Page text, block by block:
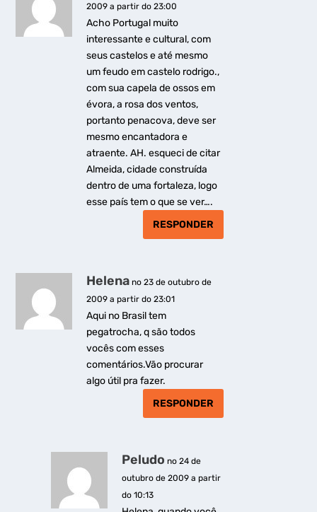
2009 a partir do 23:00
Acho Portugal muito
interessante e cultural, com
seus castelos e até mesmo
um feudo em castelo rodrigo.,
com sua capela de ossos em
évora, a rosa dos ventos,
portanto penacova, deve ser
mesmo encantadora e
atraente. AH. esqueci de citar
Almeida, cidade construída
dentro de uma fortaleza, logo
esse país tem o que se ver….
RESPONDER
Helena no 23 de outubro de
2009 a partir do 23:01
Aqui no Brasil tem
pegatrocha, q são todos
vocês com esses
comentários.Vão procurar
algo útil pra fazer.
RESPONDER
Peludo no 24 de
outubro de 2009 a partir
do 10:13